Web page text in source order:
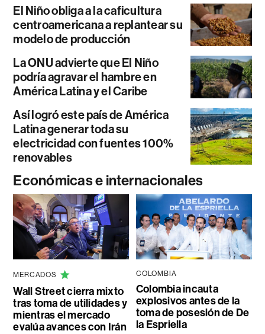
El Niño obliga a la caficultura
centroamericana a replantear su
modelo de producción
La ONU advierte que El Niño
podría agravar el hambre en
América Latina y el Caribe
Así logró este país de América
Latina generar toda su
electricidad con fuentes 100%
renovables
Económicas e internacionales
MERCADOS
Wall Street cierra mixto
tras toma de utilidades y
mientras el mercado
evalúa avances con Irán
COLOMBIA
Colombia incauta
explosivos antes de la
toma de posesión de De
la Espriella